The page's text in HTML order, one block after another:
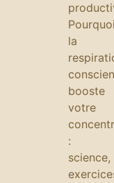
Pourquoi
la
booste
votre
:
science,